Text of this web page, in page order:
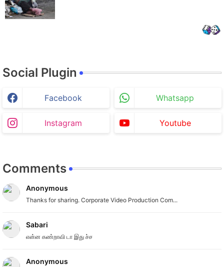
Social Plugin
Facebook Whatsapp
Instagram Youtube
Comments
Anonymous
Thanks for sharing. Corporate Video Production Com...
Sabari
என்ன கண்றாவி டா இது ச்ச
Anonymous